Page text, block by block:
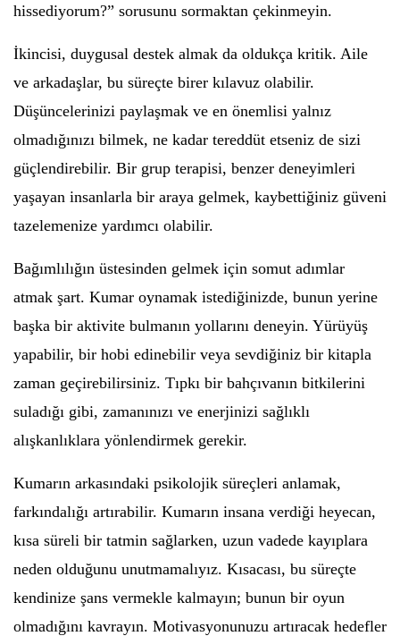
hissediyorum?” sorusunu sormaktan çekinmeyin.
İkincisi, duygusal destek almak da oldukça kritik. Aile
ve arkadaşlar, bu süreçte birer kılavuz olabilir.
Düşüncelerinizi paylaşmak ve en önemlisi yalnız
olmadığınızı bilmek, ne kadar tereddüt etseniz de sizi
güçlendirebilir. Bir grup terapisi, benzer deneyimleri
yaşayan insanlarla bir araya gelmek, kaybettiğiniz güveni
tazelemenize yardımcı olabilir.
Bağımlılığın üstesinden gelmek için somut adımlar
atmak şart. Kumar oynamak istediğinizde, bunun yerine
başka bir aktivite bulmanın yollarını deneyin. Yürüyüş
yapabilir, bir hobi edinebilir veya sevdiğiniz bir kitapla
zaman geçirebilirsiniz. Tıpkı bir bahçıvanın bitkilerini
suladığı gibi, zamanınızı ve enerjinizi sağlıklı
alışkanlıklara yönlendirmek gerekir.
Kumarın arkasındaki psikolojik süreçleri anlamak,
farkındalığı artırabilir. Kumarın insana verdiği heyecan,
kısa süreli bir tatmin sağlarken, uzun vadede kayıplara
neden olduğunu unutmamalıyız. Kısacası, bu süreçte
kendinize şans vermekle kalmayın; bunun bir oyun
olmadığını kavrayın. Motivasyonunuzu artıracak hedefler